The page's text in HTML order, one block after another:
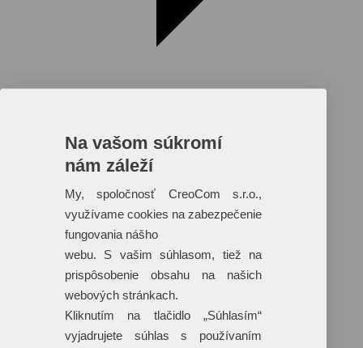
Reklamné predmety s plnofarebnou
potlačou
Dáždniky
Tašky
Hračky
Klobúky
Na vašom súkromí
nám záleží
My, spoločnosť CreoCom s.r.o.,
využívame cookies na zabezpečenie
fungovania nášho
webu. S vašim súhlasom, tiež na
prispôsobenie obsahu na našich
webových stránkach.
Kliknutím na tlačidlo „Súhlasím“
vyjadrujete súhlas s používaním